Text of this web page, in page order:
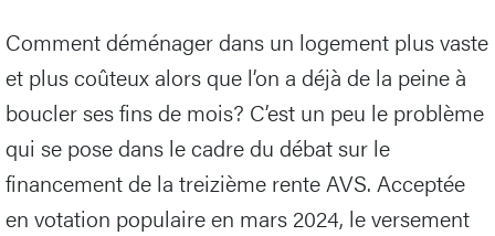
Comment déménager dans un logement plus vaste
et plus coûteux alors que l’on a déjà de la peine à
boucler ses fins de mois? C’est un peu le problème
qui se pose dans le cadre du débat sur le
financement de la treizième rente AVS. Acceptée
en votation populaire en mars 2024, le versement